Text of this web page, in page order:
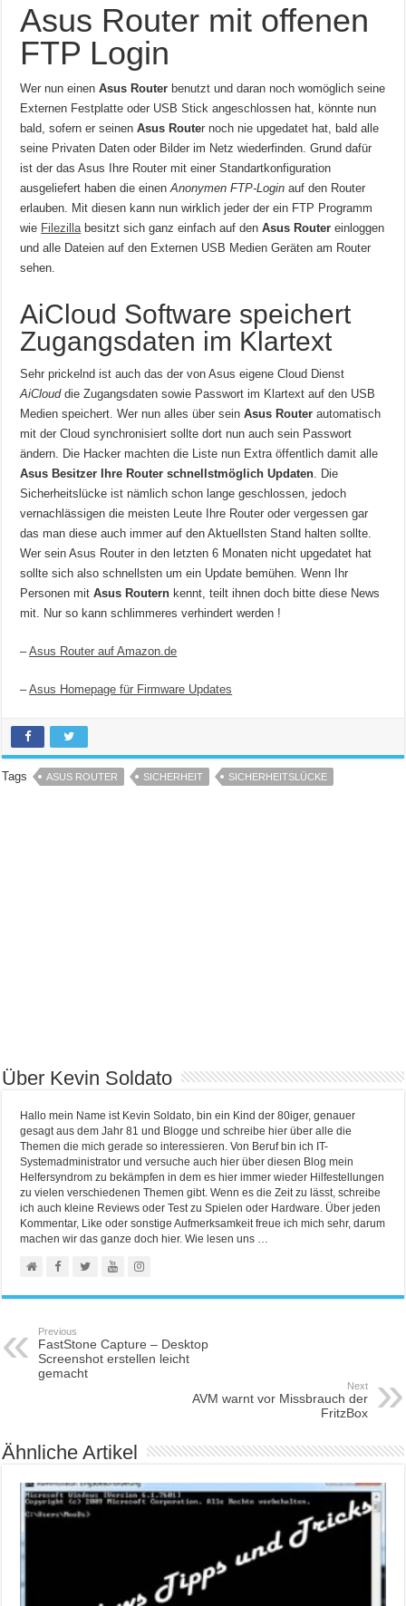
Asus Router mit offenen
FTP Login
Wer nun einenAsus Router benutzt und daran noch womöglich seine
Externen Festplatte oder USB Stick angeschlossen hat, könnte nun
bald, sofern er seinen Asus Router noch nie upgedatet hat, bald alle
seine Privaten Daten oder Bilder im Netz wiederfinden. Grund dafür
ist der das Asus Ihre Router mit einer Standartkonfiguration
ausgeliefert haben die einenAnonymen FTP-Login auf den Router
erlauben. Mit diesen kann nun wirklich jeder der ein FTP Programm
wie Filezilla besitzt sich ganz einfach auf denAsus Router einloggen
und alle Dateien auf den Externen USB Medien Geräten am Router
sehen.
AiCloud Software speichert
Zugangsdaten im Klartext
Sehr prickelnd ist auch das der von Asus eigene Cloud Dienst
AiClouddie Zugangsdaten sowie Passwort im Klartext auf den USB
Medien speichert. Wer nun alles über seinAsus Router automatisch
mit der Cloud synchronisiert sollte dort nun auch sein Passwort
ändern. Die Hacker machten die Liste nun Extra öffentlich damit alle
Asus Besitzer Ihre Router schnellstmöglich Updaten . Die
Sicherheitslücke ist nämlich schon lange geschlossen, jedoch
vernachlässigen die meisten Leute Ihre Router oder vergessen gar
das man diese auch immer auf den Aktuellsten Stand halten sollte.
Wer sein Asus Router in den letzten 6 Monaten nicht upgedatet hat
sollte sich also schnellsten um ein Update bemühen. Wenn Ihr
Personen mitAsus Routern kennt, teilt ihnen doch bitte diese News
mit. Nur so kann schlimmeres verhindert werden !
–Asus Router auf Amazon.de
–Asus Homepage für Firmware Updates
Tags ASUS ROUTER SICHERHEIT SICHERHEITSLÜCKE
Über Kevin Soldato
Hallo mein Name ist Kevin Soldato, bin ein Kind der 80iger, genauer
gesagt aus dem Jahr 81 und Blogge und schreibe hier über alle die
Themen die mich gerade so interessieren. Von Beruf bin ich IT-
Systemadministrator und versuche auch hier über diesen Blog mein
Helfersyndrom zu bekämpfen in dem es hier immer wieder Hilfestellungen
zu vielen verschiedenen Themen gibt. Wenn es die Zeit zu lässt, schreibe
ich auch kleine Reviews oder Test zu Spielen oder Hardware. Über jeden
Kommentar, Like oder sonstige Aufmerksamkeit freue ich mich sehr, darum
machen wir das ganze doch hier. Wie lesen uns …
Previous
FastStone Capture – Desktop
Screenshot erstellen leicht
gemacht
Next
AVM warnt vor Missbrauch der
FritzBox
Ähnliche Artikel